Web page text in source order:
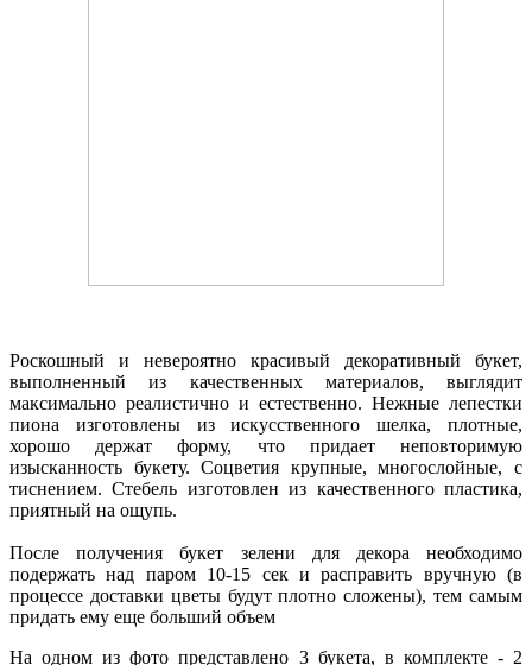
Роскошный и невероятно красивый декоративный букет,
выполненный из качественных материалов, выглядит
максимально реалистично и естественно. Нежные лепестки
пиона изготовлены из искусственного шелка, плотные,
хорошо держат форму, что придает неповторимую
изысканность букету. Соцветия крупные, многослойные, с
тиснением. Стебель изготовлен из качественного пластика,
приятный на ощупь.
После получения букет зелени для декора необходимо
подержать над паром 10-15 сек и расправить вручную (в
процессе доставки цветы будут плотно сложены), тем самым
придать ему еще больший объем
На одном из фото представлено 3 букета, в комплекте - 2